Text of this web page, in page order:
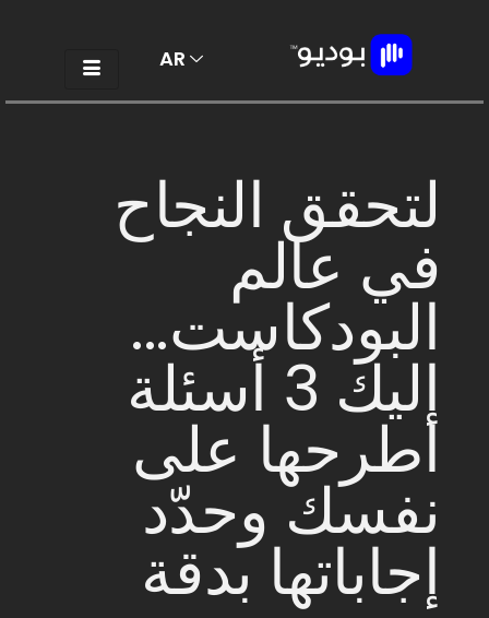
AR
لتحقق النجاح
في عالم
البودكاست...
إليك 3 أسئلة
اطرحها على
نفسك وحدّد
إجاباتها بدقة